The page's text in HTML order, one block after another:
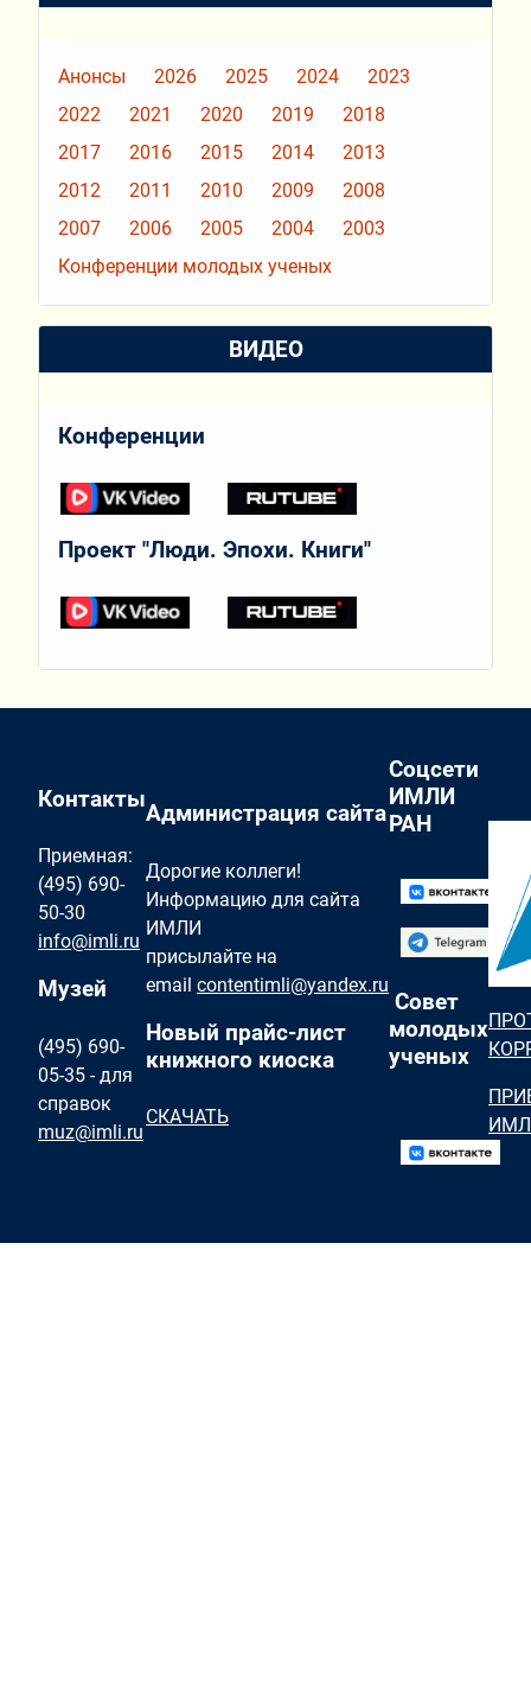
Анонсы 2026 2025 2024
2023
2022
2021 2020 2019
2018
2017
2016 2015 2014
2013
2012
2011 2010 2009
2008
2007
2006 2005 2004
2003
Конференции молодых ученых
ВИДЕО
Конференции
Проект "Люди. Эпохи. Книги"
Контакты
Приемная:
(495) 690-
50-30
info@imli.ru
Музей
(495) 690-
05-35 - для
справок
muz@imli.ru
Администрация сайта
Дорогие коллеги!
Информацию для сайта
ИМЛИ
присылайте на
email contentimli@yandex.ru
Новый прайс-лист
книжного киоска
СКАЧАТЬ
Соцсети
ИМЛИ
РАН
Совет
молодых
ученых